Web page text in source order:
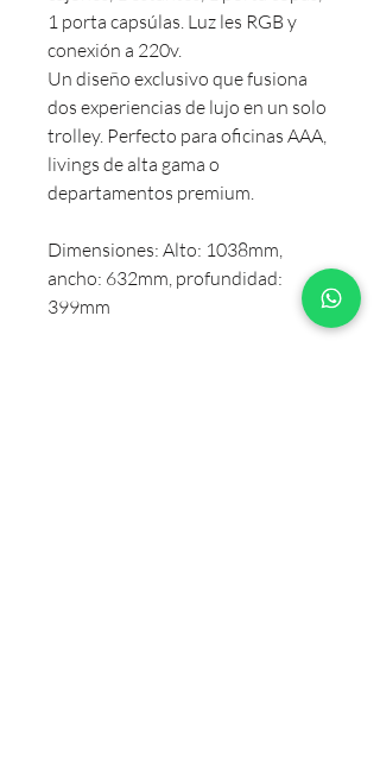
1 porta capsúlas. Luz les RGB y
conexión a 220v.
Un diseño exclusivo que fusiona
dos experiencias de lujo en un solo
trolley. Perfecto para oficinas AAA,
livings de alta gama o
departamentos premium.
Dimensiones: Alto: 1038mm,
ancho: 632mm, profundidad:
399mm